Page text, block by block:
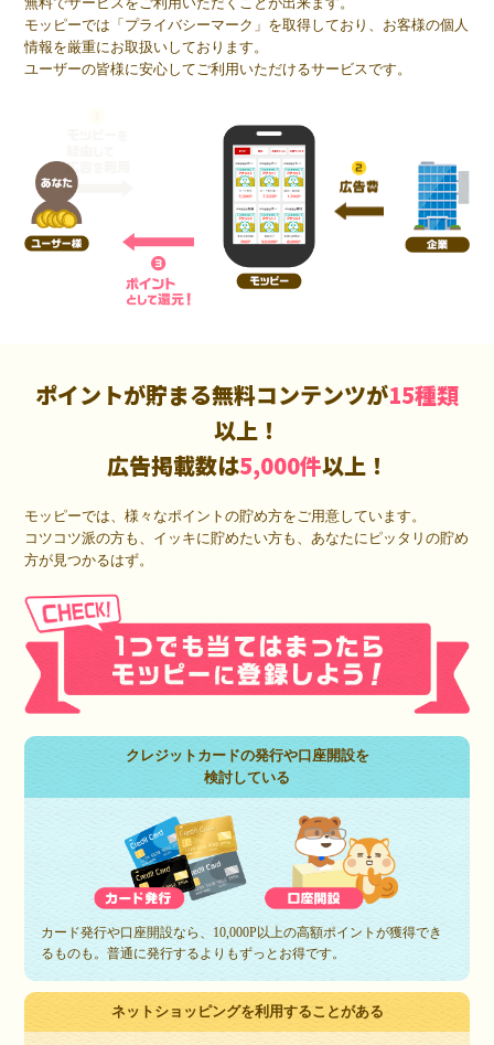
モッピーでは「プライバシーマーク」を取得しており、お客様の個人
情報を厳重にお取扱いしております。
ユーザーの皆様に安心してご利用いただけるサービスです。
ポイントが貯まる無料コンテンツが15種類
以上！
広告掲載数は5,000件以上！
モッピーでは、様々なポイントの貯め方をご用意しています。
コツコツ派の方も、イッキに貯めたい方も、あなたにピッタリの貯め
方が見つかるはず。
クレジットカードの発行や口座開設を
検討している
カード発行や口座開設なら、10,000P以上の高額ポイントが獲得でき
るものも。普通に発行するよりもずっとお得です。
ネットショッピングを利用することがある